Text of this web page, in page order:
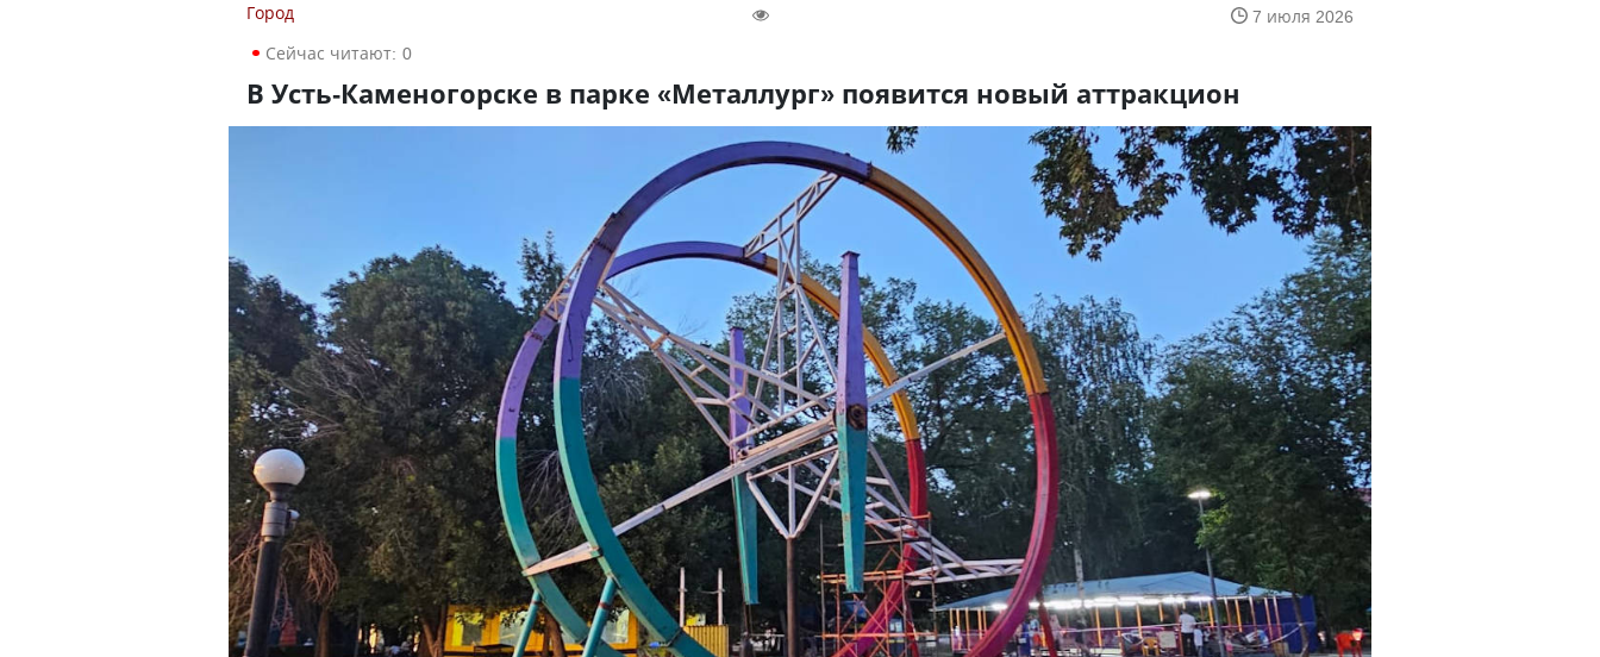
Город
7 июля 2026
Сейчас читают: 0
В Усть-Каменогорске в парке «Металлург» появится новый аттракцион